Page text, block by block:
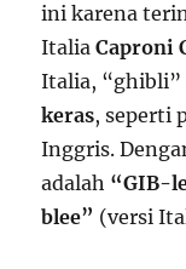
ini karena
ItaliaCaproni
Italia, “ghibli”
keras, seperti
Inggris.
adalah “GIB-
blee” (versi